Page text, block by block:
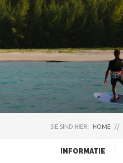
SIE SIND HIER: HOME //
INFORMATIE